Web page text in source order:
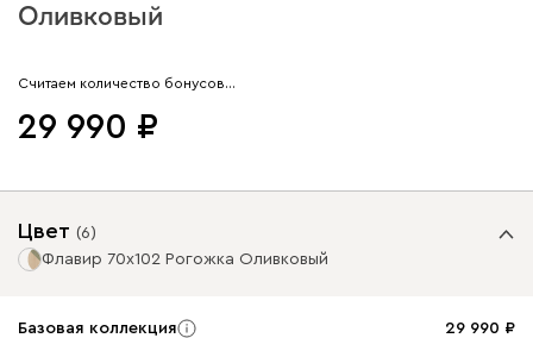
Оливковый
Считаем количество бонусов…
29 990
Цвет (6)
Флавир 70x102 Рогожка Оливковый
Базовая коллекция 29 990